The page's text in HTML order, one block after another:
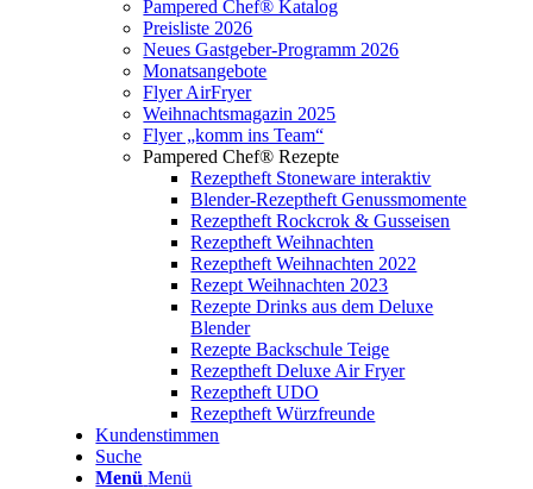
Pampered Chef® Katalog
Preisliste 2026
Neues Gastgeber-Programm 2026
Monatsangebote
Flyer AirFryer
Weihnachtsmagazin 2025
Flyer „komm ins Team“
Pampered Chef® Rezepte
Rezeptheft Stoneware interaktiv
Blender-Rezeptheft Genussmomente
Rezeptheft Rockcrok & Gusseisen
Rezeptheft Weihnachten
Rezeptheft Weihnachten 2022
Rezept Weihnachten 2023
Rezepte Drinks aus dem Deluxe
Blender
Rezepte Backschule Teige
Rezeptheft Deluxe Air Fryer
Rezeptheft UDO
Rezeptheft Würzfreunde
Kundenstimmen
Suche
Menü Menü